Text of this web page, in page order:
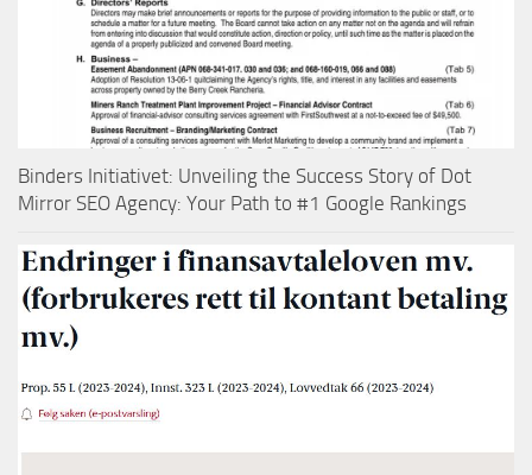
Binders Initiativet: Unveiling the Success Story of Dot
Mirror SEO Agency: Your Path to #1 Google Rankings